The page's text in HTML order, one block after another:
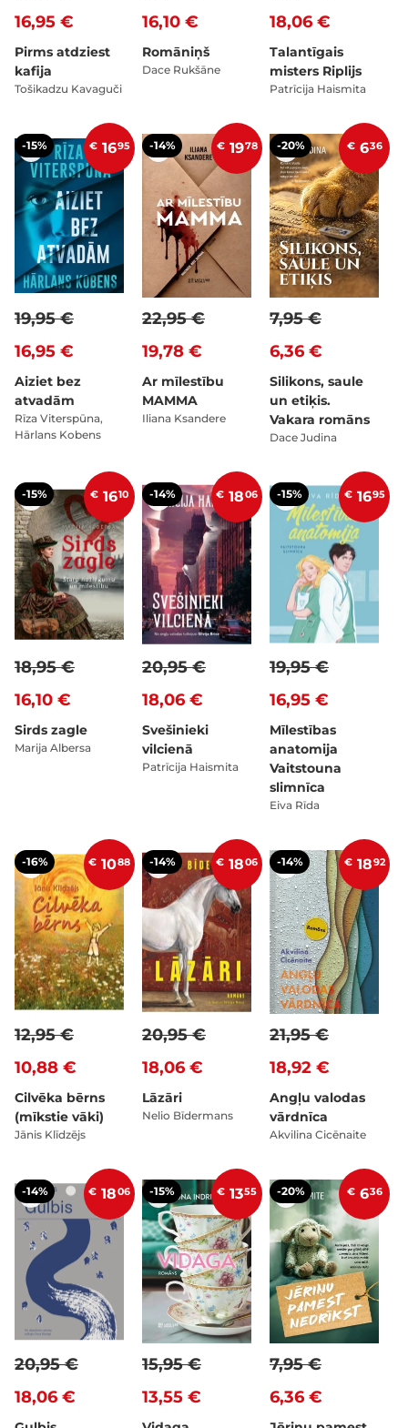
16,95 €
Pirms atdziest
kafija
Tošikadzu Kavaguči
16,10 €
Romāniņš
Dace Rukšāne
18,06 €
Talantīgais
misters Riplijs
Patrīcija Haismita
-15% € 1695
16,95 €
19,95 €
Aiziet bez
atvadām
Rīza Viterspūna,
Hārlans Kobens
-14% € 1978
19,78 €
22,95 €
Ar mīlestību
MAMMA
Iliana Ksandere
-20% € 636
6,36 €
7,95 €
Silikons, saule
un etiķis.
Vakara romāns
Dace Judina
-15% € 1610
16,10 €
18,95 €
Sirds zagle
Marija Albersa
-14% € 1806
18,06 €
20,95 €
Svešinieki
vilcienā
Patrīcija Haismita
-15% € 1695
16,95 €
19,95 €
Mīlestības
anatomija
Vaitstouna
slimnīca
Eiva Rīda
-16% € 1088
10,88 €
12,95 €
Cilvēka bērns
(mīkstie vāki)
Jānis Klīdzējs
-14% € 1806
18,06 €
20,95 €
Lāzāri
Nelio Bīdermans
-14% € 1892
18,92 €
21,95 €
Angļu valodas
vārdnīca
Akvilina Cicēnaite
-14% € 1806
18,06 €
20,95 €
-15% € 1355
13,55 €
15,95 €
-20% € 636
6,36 €
7,95 €